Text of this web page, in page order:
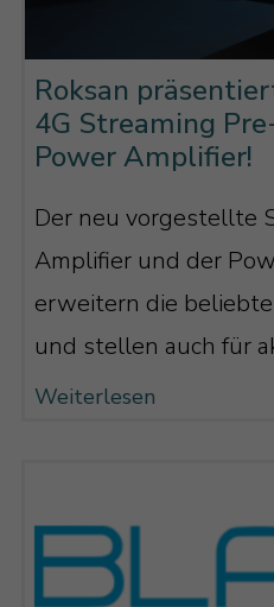
Roksan
4G Streaming
Power Amplifier!
Der neu vorgestellte
Amplifier und der
erweitern die
und stellen auch für
Weiterlesen